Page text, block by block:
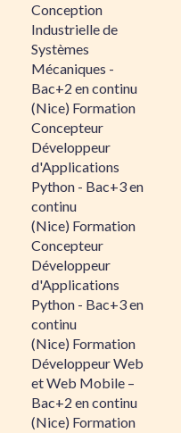
Conception
Industrielle de
Systèmes
Mécaniques -
Bac+2 en continu
(Nice) Formation
Concepteur
Développeur
d'Applications
Python - Bac+3 en
continu
(Nice) Formation
Concepteur
Développeur
d'Applications
Python - Bac+3 en
continu
(Nice) Formation
Développeur Web
et Web Mobile –
Bac+2 en continu
(Nice) Formation